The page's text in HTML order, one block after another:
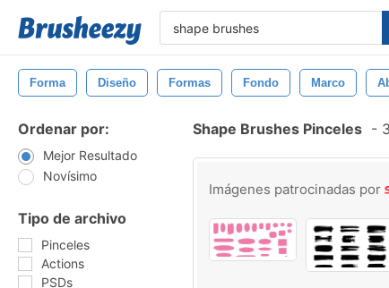
Forma Diseño Formas Fondo Marco
Ordenar por:
Mejor Resultado
Novísimo
Tipo de archivo
Pinceles
Actions
PSDs
Shape Brushes Pinceles -
Imágenes patrocinadas por